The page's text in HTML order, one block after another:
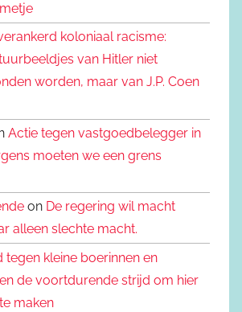
koloniaal racisme:
van Hitler niet
worden, maar van J.P. Coen
Actie tegen vastgoedbelegger in
moeten we een grens
on De regering wil macht
alleen slechte macht.
tegen kleine boerinnen en
de voortdurende strijd om hier
maken